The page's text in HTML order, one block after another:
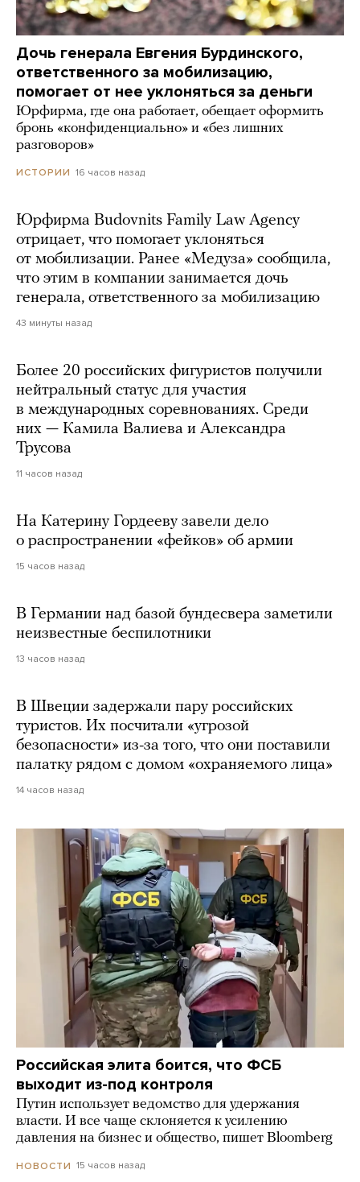
Дочь генерала Евгения Бурдинского,
ответственного за мобилизацию,
помогает от нее уклоняться за деньги
Юрфирма, где она работает, обещает оформить
бронь «конфиденциально» и «без лишних
разговоров»
ИСТОРИИ 16 часов назад
Юрфирма Budovnits Family Law Agency
отрицает, что помогает уклоняться
от мобилизации. Ранее «Медуза» сообщила,
что этим в компании занимается дочь
генерала, ответственного за мобилизацию
43 минуты назад
Более 20 российских фигуристов получили
нейтральный статус для участия
в международных соревнованиях. Среди
них — Камила Валиева и Александра
Трусова
11 часов назад
На Катерину Гордееву завели дело
о распространении «фейков» об армии
15 часов назад
В Германии над базой бундесвера заметили
неизвестные беспилотники
13 часов назад
В Швеции задержали пару российских
туристов. Их посчитали «угрозой
безопасности» из-за того, что они поставили
палатку рядом с домом «охраняемого лица»
14 часов назад
Российская элита боится, что ФСБ
выходит из-под контроля
Путин использует ведомство для удержания
власти. И все чаще склоняется к усилению
давления на бизнес и общество, пишет Bloomberg
НОВОСТИ 15 часов назад